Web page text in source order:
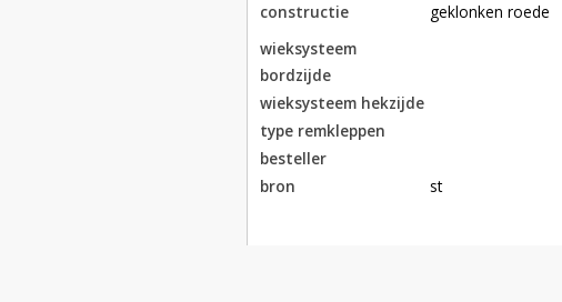
constructie
geklonken roede
wieksysteem
bordzijde
wieksysteem hekzijde
type remkleppen
besteller
bron
st